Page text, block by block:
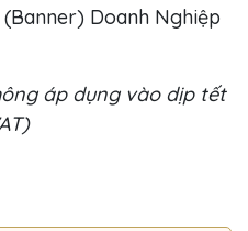
Doanh Nghiệp
áp dụng vào dịp tết